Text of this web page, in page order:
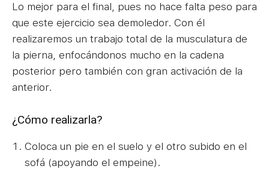
Lo mejor para el final, pues no hace falta peso para
que este ejercicio sea demoledor. Con él
realizaremos un trabajo total de la musculatura de
la pierna, enfocándonos mucho en la cadena
posterior pero también con gran activación de la
anterior.
¿Cómo realizarla?
Coloca un pie en el suelo y el otro subido en el
sofá (apoyando el empeine).